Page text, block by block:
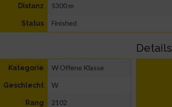
Distanz 5300 m
Status Finished
Kategorie W Offene Klasse
Geschlecht W
Rang 2102
Details